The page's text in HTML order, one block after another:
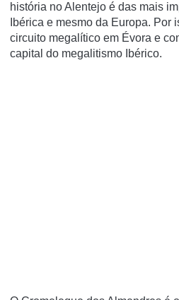
história no Alentejo é das mais
Ibérica e mesmo da Europa. Por
circuito megalítico em Évora e
capital do megalitismo Ibérico.